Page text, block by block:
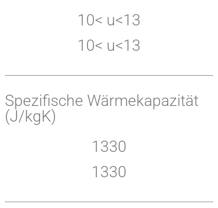
10< u<13
10< u<13
Spezifische Wärmekapazität
(J/kgK)
1330
1330